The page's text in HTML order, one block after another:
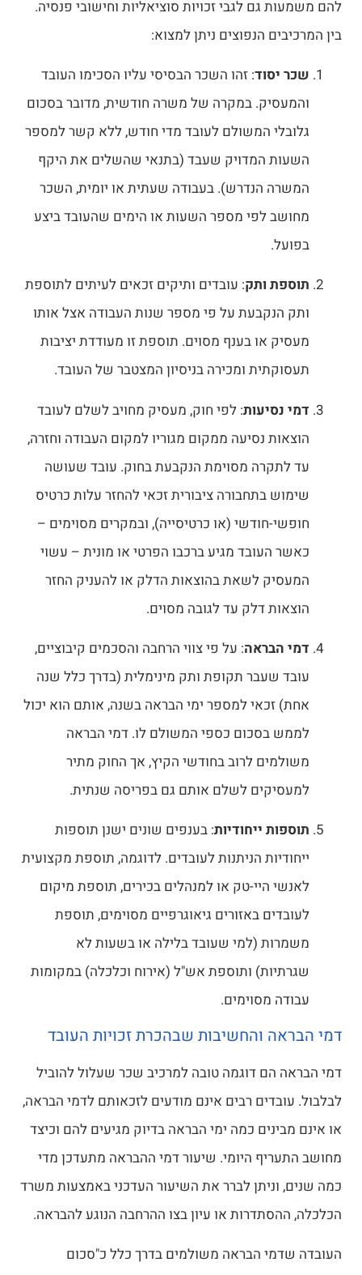
להם משמעות גם לגבי זכויות סוציאליות וחישובי פנסיה.
בין המרכיבים הנפוצים ניתן למצוא:
שכר יסוד: זהו השכר הבסיסי עליו הסכימו העובד
והמעסיק. במקרה של משרה חודשית, מדובר בסכום
גלובלי המשולם לעובד מדי חודש, ללא קשר למספר
השעות המדויק שעבד (בתנאי שהשלים את היקף
המשרה הנדרש). בעבודה שעתית או יומית, השכר
מחושב לפי מספר השעות או הימים שהעובד ביצע
בפועל.
תוספת ותק: עובדים ותיקים זכאים לעיתים לתוספת
ותק הנקבעת על פי מספר שנות העבודה אצל אותו
מעסיק או בענף מסוים. תוספת זו מעודדת יציבות
תעסוקתית ומכירה בניסיון המצטבר של העובד.
דמי נסיעות: לפי חוק, מעסיק מחויב לשלם לעובד
הוצאות נסיעה ממקום מגוריו למקום העבודה וחזרה,
עד לתקרה מסוימת הנקבעת בחוק. עובד שעושה
שימוש בתחבורה ציבורית זכאי להחזר עלות כרטיס
חופשי-חודשי (או כרטיסייה), ובמקרים מסוימים –
כאשר העובד מגיע ברכבו הפרטי או מונית – עשוי
המעסיק לשאת בהוצאות הדלק או להעניק החזר
הוצאות דלק עד לגובה מסוים.
דמי הבראה: על פי צווי הרחבה והסכמים קיבוציים,
עובד שעבר תקופת ותק מינימלית (בדרך כלל שנה
אחת) זכאי למספר ימי הבראה בשנה, אותם הוא יכול
לממש בסכום כספי המשולם לו. דמי הבראה
משולמים לרוב בחודשי הקיץ, אך החוק מתיר
למעסיקים לשלם אותם גם בפריסה שנתית.
תוספות ייחודיות: בענפים שונים ישנן תוספות
ייחודיות הניתנות לעובדים. לדוגמה, תוספת מקצועית
לאנשי היי-טק או למנהלים בכירים, תוספת מיקום
לעובדים באזורים גיאוגרפיים מסוימים, תוספת
משמרות (למי שעובד בלילה או בשעות לא
שגרתיות) ותוספת אש"ל (אירוח וכלכלה) במקומות
עבודה מסוימים.
דמי הבראה והחשיבות שבהכרת זכויות העובד
דמי הבראה הם דוגמה טובה למרכיב שכר שעלול להוביל
לבלבול. עובדים רבים אינם מודעים לזכאותם לדמי הבראה,
או אינם מבינים כמה ימי הבראה בדיוק מגיעים להם וכיצד
מחושב התעריף היומי. שיעור דמי ההבראה מתעדכן מדי
כמה שנים, וניתן לברר את השיעור העדכני באמצעות משרד
הכלכלה, ההסתדרות או עיון בצו ההרחבה הנוגע להבראה.
העובדה שדמי הבראה משולמים בדרך כלל כ"סכום